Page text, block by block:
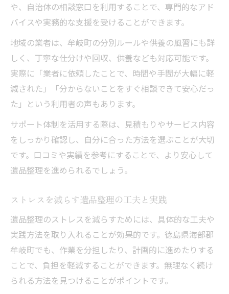
や、自治体の相談窓口を利用することで、専門的なアド
バイスや実務的な支援を受けることができます。
地域の業者は、牟岐町の分別ルールや供養の風習にも詳
しく、丁寧な仕分けや回収、供養なども対応可能です。
実際に「業者に依頼したことで、時間や手間が大幅に軽
減された」「分からないことをすぐ相談できて安心だっ
た」という利用者の声もあります。
サポート体制を活用する際は、見積もりやサービス内容
をしっかり確認し、自分に合った方法を選ぶことが大切
です。口コミや実績を参考にすることで、より安心して
遺品整理を進められるでしょう。
ストレスを減らす遺品整理の工夫と実践
遺品整理のストレスを減らすためには、具体的な工夫や
実践方法を取り入れることが効果的です。徳島県海部郡
牟岐町でも、作業を分担したり、計画的に進めたりする
ことで、負担を軽減することができます。無理なく続け
られる方法を見つけることがポイントです。